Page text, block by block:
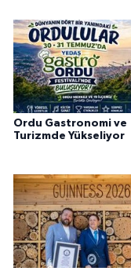
Ordu Gastronomi ve
Turizmde Yükseliyor